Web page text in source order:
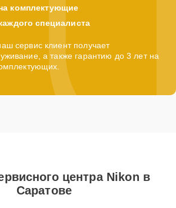
комплектующие
специалиста
сервис клиент получает
а также гарантию до 3 лет на
центра Nikon в
Саратове